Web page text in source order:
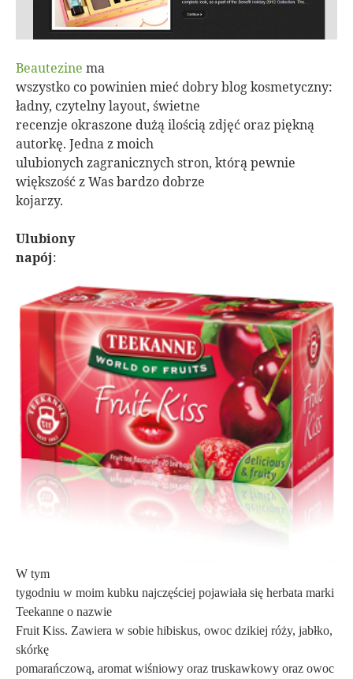
Beautezine ma
wszystko co powinien mieć dobry blog kosmetyczny:
ładny, czytelny layout, świetne
recenzje okraszone dużą ilością zdjęć oraz piękną
autorkę. Jedna z moich
ulubionych zagranicznych stron, którą pewnie
większość z Was bardzo dobrze
kojarzy.
Ulubiony
napój:
W tym
tygodniu w moim kubku najczęściej pojawiała się herbata marki
Teekanne o nazwie
Fruit Kiss. Zawiera w sobie hibiskus, owoc dzikiej róży, jabłko,
skórkę
pomarańczową, aromat wiśniowy oraz truskawkowy oraz owoc